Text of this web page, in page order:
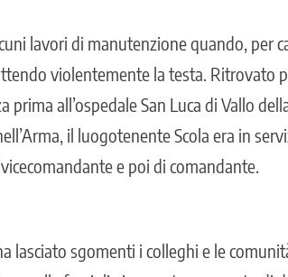
lavori di manutenzione quando, per
violentemente la testa. Ritrovato
prima all’ospedale San Luca di Vallo
il luogotenente Scola era in
e poi di comandante.
lasciato sgomenti i colleghi e le